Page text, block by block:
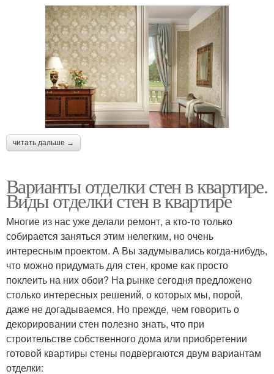
читать дальше →
Варианты отделки стен в квартире.
Виды отделки стен в квартире
Многие из нас уже делали ремонт, а кто-то только
собирается заняться этим нелегким, но очень
интересным проектом. А Вы задумывались когда-нибудь,
что можно придумать для стен, кроме как просто
поклеить на них обои? На рынке сегодня предложено
столько интересных решений, о которых мы, порой,
даже не догадываемся. Но прежде, чем говорить о
декорировании стен полезно знать, что при
строительстве собственного дома или приобретении
готовой квартиры стены подвергаются двум вариантам
отделки: